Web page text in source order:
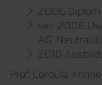
2006
seit 2006
AG,
2010
Prof. Cordula